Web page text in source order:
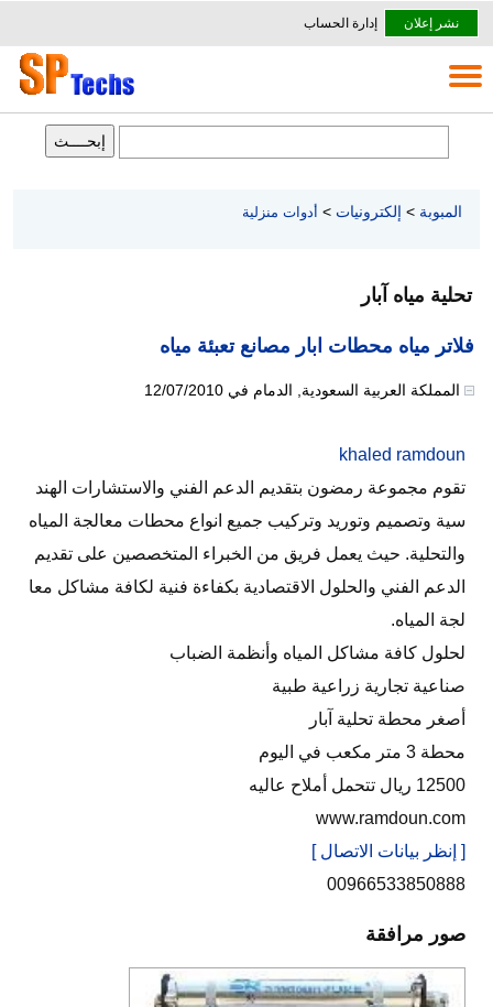
نشر إعلان إدارة الحساب
المبوبة > إلكترونيات > أدوات منزلية
تحلية مياه آبار
فلاتر مياه محطات ابار مصانع تعبئة مياه
المملكة العربية السعودية الدمام في 12/07/2010
khaled ramdoun
تقوم مجموعة رمضون بتقديم الدعم الفني والاستشارات الهند
سية وتصميم وتوريد وتركيب جميع انواع محطات معالجة المياه
والتحلية. حيث يعمل فريق من الخبراء المتخصصين على تقديم
الدعم الفني والحلول الاقتصادية بكفاءة فنية لكافة مشاكل معا
لجة المياه.
لحلول كافة مشاكل المياه وأنظمة الضباب
صناعية تجارية زراعية طبية
أصغر محطة تحلية آبار
محطة 3 متر مكعب في اليوم
12500 ريال تتحمل أملاح عاليه
www.ramdoun.com
[ إنظر بيانات الاتصال ]
00966533850888
صور مرافقة